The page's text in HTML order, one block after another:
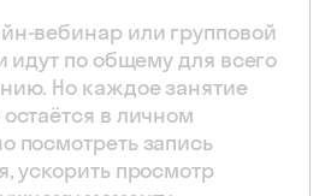
вебинар или групповой
идут по общему для всего
Но каждое занятие
в личном
посмотреть запись
ускорить просмотр